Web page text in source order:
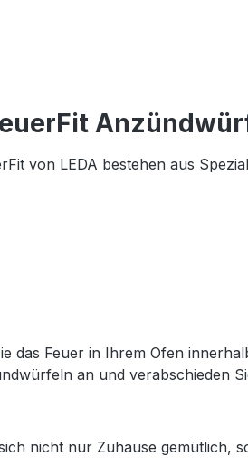
von LEDA bestehen aus
das Feuer in Ihrem Ofen
an und verabschieden
nicht nur Zuhause gemütlich,